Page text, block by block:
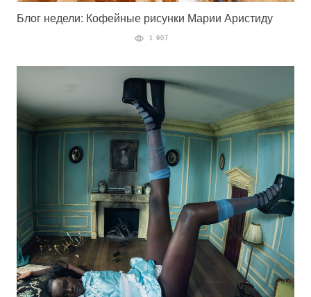
Блог недели: Кофейные рисунки Марии Аристиду
1 907